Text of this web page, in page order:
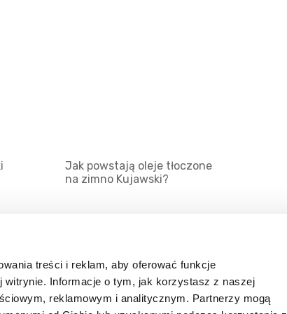
treści i reklam, aby oferować funkcje
witrynie. Informacje o tym, jak korzystasz z naszej
reklamowym i analitycznym. Partnerzy mogą
Jak powstają oleje tłoczone
na zimno Kujawski?
Kategorie
Kontakt